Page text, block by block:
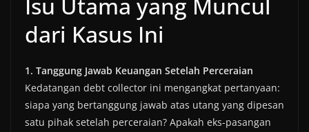
dari Kasus Ini
1. Tanggung Jawab Keuangan Setelah Perceraian
Kedatangan debt collector ini mengangkat pertanyaan:
siapa yang bertanggung jawab atas utang yang dipesan
satu pihak setelah perceraian? Apakah eks-pasangan